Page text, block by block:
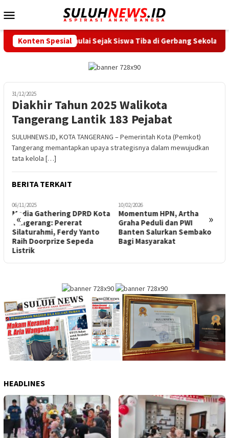
ke
Mobile
Konten Spesial
Dimulai Sejak Siswa Tiba di Gerbang Sekolah Peringati
31/12/2025
Diakhir Tahun 2025 Walikota
Tangerang Lantik 183 Pejabat
SULUHNEWS.ID, KOTA TANGERANG – Pemerintah Kota (Pemkot)
Tangerang memantapkan upaya strategisnya dalam mewujudkan
tata kelola […]
BERITA TERKAIT
« »
06/11/2025
Media Gathering DPRD Kota
Tangerang: Pererat
Silaturahmi, Ferdy Yanto
Raih Doorprize Sepeda
Listrik
10/02/2026
Momentum HPN, Artha
Graha Peduli dan PWI
Banten Salurkan Sembako
Bagi Masyarakat
HEADLINES